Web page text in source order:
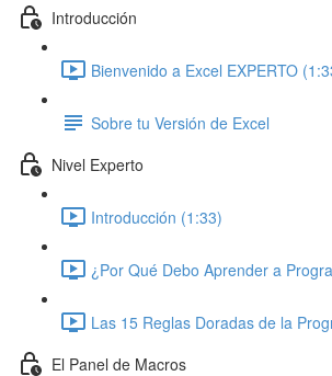
Introducción
Bienvenido a Excel EXPERTO
Sobre tu Versión de Excel
Nivel Experto
Introducción (1:33)
¿Por Qué Debo Aprender a
Las 15 Reglas Doradas de la
El Panel de Macros